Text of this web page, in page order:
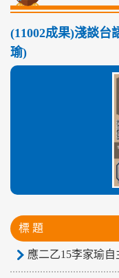
(11002成果)淺談台
瑜)
標 題
應二乙15李家瑜自